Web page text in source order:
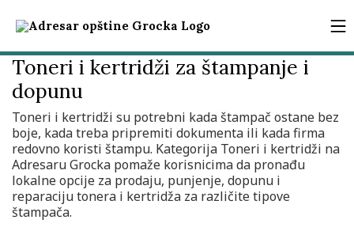
Toneri i kertridži za štampanje i
dopunu
Toneri i kertridži su potrebni kada štampač ostane bez
boje, kada treba pripremiti dokumenta ili kada firma
redovno koristi štampu. Kategorija Toneri i kertridži na
Adresaru Grocka pomaže korisnicima da pronađu
lokalne opcije za prodaju, punjenje, dopunu i
reparaciju tonera i kertridža za različite tipove
štampača.